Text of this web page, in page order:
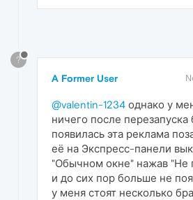
?
A Former User
@valentin-1234 однако у
ничего после перезапуска
появилась эта реклама
её на Экспресс-панели
"Обычном окне" нажав "Не
и до сих пор больше не
у меня стоят несколько